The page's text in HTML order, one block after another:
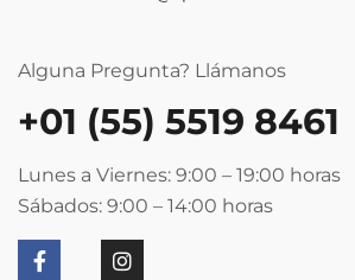
Alguna Pregunta? Llámanos
+01 (55) 5519 8461
Lunes a Viernes: 9:00 – 19:00 horas
Sábados: 9:00 – 14:00 horas